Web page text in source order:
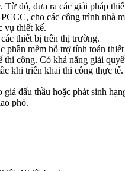
Từ đó, đưa ra các giải pháp
cho các công trình nhà
vụ thiết kế.
thiết bị trên thị trường.
phần mềm hỗ trợ tính toán
thi công. Có khả năng giải
khi triển khai thi công thực tế.
đấu thầu hoặc phát sinh
phó.